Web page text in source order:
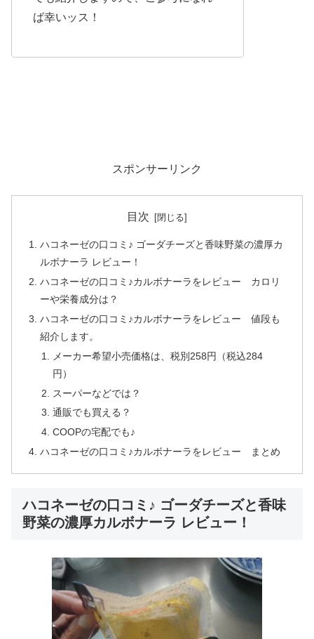
ば幸いッス！
スポンサーリンク
目次
ハコネーゼの口コミ♪ ゴーダチーズと香味野菜の濃厚カ
ルボナーラ レビュー！
ハコネーゼの口コミ♪カルボナーラをレビュー カロリ
ーや栄養成分は？
ハコネーゼの口コミ♪カルボナーラをレビュー 値段も
紹介します。
メーカー希望小売価格は、税別258円（税込284
円）
スーパーなどでは？
通販でも買える？
COOPの宅配でも♪
ハコネーゼの口コミ♪カルボナーラをレビュー まとめ
ハコネーゼの口コミ♪ ゴーダチーズと香味
野菜の濃厚カルボナーラ レビュー！